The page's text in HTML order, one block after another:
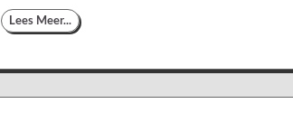
Lees Meer...